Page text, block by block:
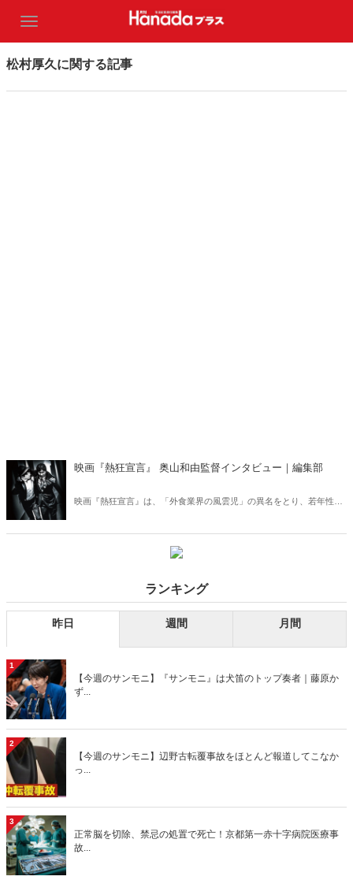
松村厚久に関する記事
映画『熱狂宣言』 奥山和由監督インタビュー｜編集部
映画『熱狂宣言』は、「外食業界の風雲児」の異名をとり、若年性パ
スする立場ですが、今作では監督。
ランキング
昨日 週間 月間
1
【今週のサンモニ】『サンモニ』は犬笛のトップ奏者｜藤原か
ず...
2
【今週のサンモニ】辺野古転覆事故をほとんど報道してこなか
っ...
3
正常脳を切除、禁忌の処置で死亡！京都第一赤十字病院医療事
故...